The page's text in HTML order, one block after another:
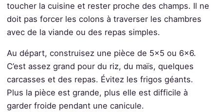
toucher la cuisine et rester proche des champs. Il ne
doit pas forcer les colons à traverser les chambres
avec de la viande ou des repas simples.
Au départ, construisez une pièce de 5x5 ou 6x6.
C’est assez grand pour du riz, du maïs, quelques
carcasses et des repas. Évitez les frigos géants.
Plus la pièce est grande, plus elle est difficile à
garder froide pendant une canicule.